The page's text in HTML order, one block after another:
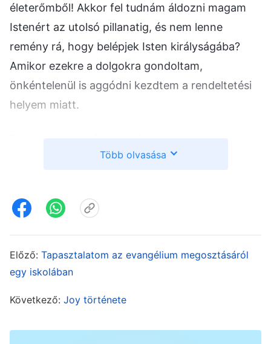
életerőmből! Akkor fel tudnám áldozni magam
Istenért az utolsó pillanatig, és nem lenne
remény rá, hogy belépjek Isten királyságába?
Amikor ezekre a dolgokra gondoltam,
önkéntelenül is aggódni kezdtem a rendeltetési
helyem miatt.
mondta: „Az előrehaladott korod és magas
ügyosztályra, így nem kell egész nap
szaladgálnod.” Nehezen fogadtam el ezt a hírt.
Tényleg szerettem az öntözői kötelességemet,
és soha nem jutott eszembe abbahagyni, de
most egyszer csak áthelyeztek. Egyre öregebb
lettem, a jövőben még kevesebb lett volna a
öntözést. Olyan volt, mintha valaki egy vödör
Több olvasása
Előző: Tapasztalatom az evangélium megosztásáról
egy iskolában
Következő: Joy története